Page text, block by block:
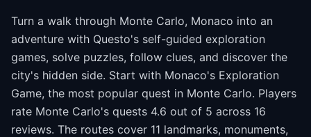
Turn a walk through Monte Carlo, Monaco into an
adventure with Questo's self-guided exploration
games, solve puzzles, follow clues, and discover the
city's hidden side. Start with Monaco's Exploration
Game, the most popular quest in Monte Carlo. Players
rate Monte Carlo's quests 4.6 out of 5 across 16
reviews. The routes cover 11 landmarks, monuments,